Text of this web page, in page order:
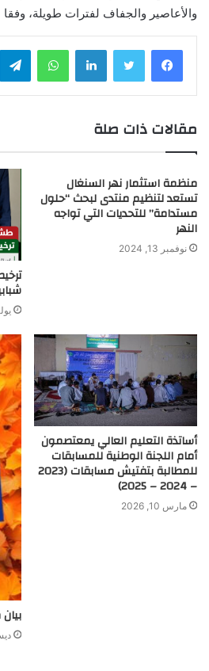
والأعاصير والجفاف لفترات طويلة، وفقا
لينكدإن واتساب
مقالات ذات صلة
منظمة استثمار نهر السنغال
تستعد لتنظيم منتدى لبحث “حلول
مستدامة” للتحديات التي تواجه
النهر
نوفمبر 13, 2024
يوليو
أساتذة التعليم العالي يمعتصمون
أمام اللجنة الوطنية للمسابقات
للمطالبة بتفتيش مسابقات (2023
– 2024 – 2025)
مارس 10, 2026